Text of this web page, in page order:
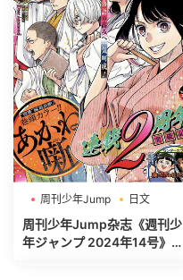
周刊少年Jump
日文
週刊少年ジャンプ
周刊少年Jump杂志《週刊少
年ジャンプ 2024年14号》高